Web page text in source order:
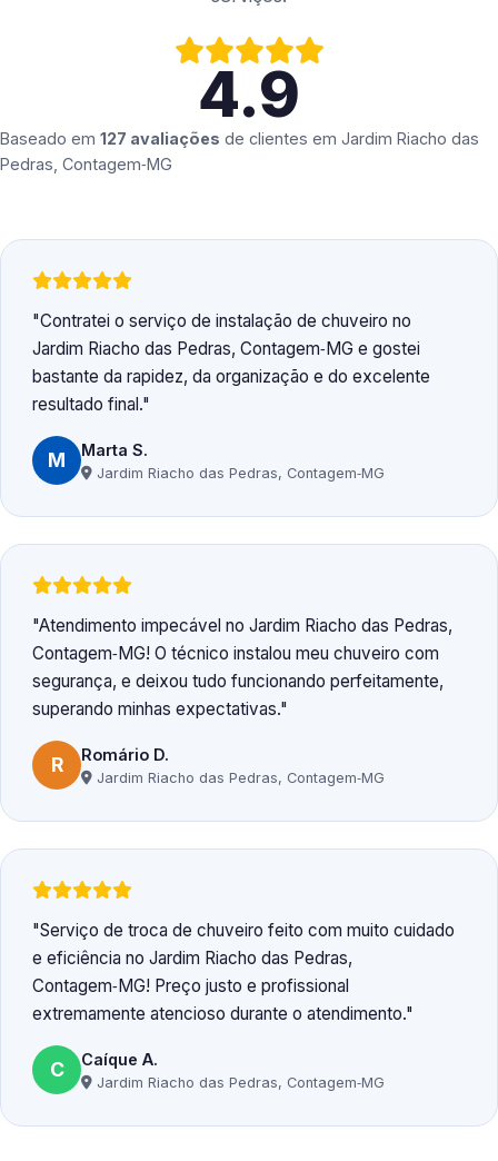
4.9
Baseado em 127 avaliações de clientes em Jardim Riacho das
Pedras, Contagem‑MG
Contratei o serviço de instalação de chuveiro no
Jardim Riacho das Pedras, Contagem‑MG e gostei
bastante da rapidez, da organização e do excelente
resultado final.
M Marta S.
Jardim Riacho das Pedras, Contagem‑MG
Atendimento impecável no Jardim Riacho das Pedras,
Contagem‑MG! O técnico instalou meu chuveiro com
segurança, e deixou tudo funcionando perfeitamente,
superando minhas expectativas.
R Romário D.
Jardim Riacho das Pedras, Contagem‑MG
Serviço de troca de chuveiro feito com muito cuidado
e eficiência no Jardim Riacho das Pedras,
Contagem‑MG! Preço justo e profissional
extremamente atencioso durante o atendimento.
C Caíque A.
Jardim Riacho das Pedras, Contagem‑MG